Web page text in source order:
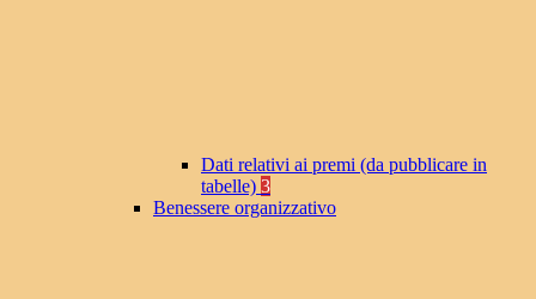
Dati relativi ai premi (da pubblicare in
tabelle) 3
Benessere organizzativo